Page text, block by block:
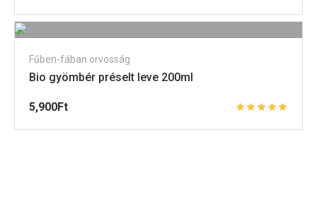
Fűben-fában orvosság
Bio gyömbér préselt leve 200ml
5,900Ft